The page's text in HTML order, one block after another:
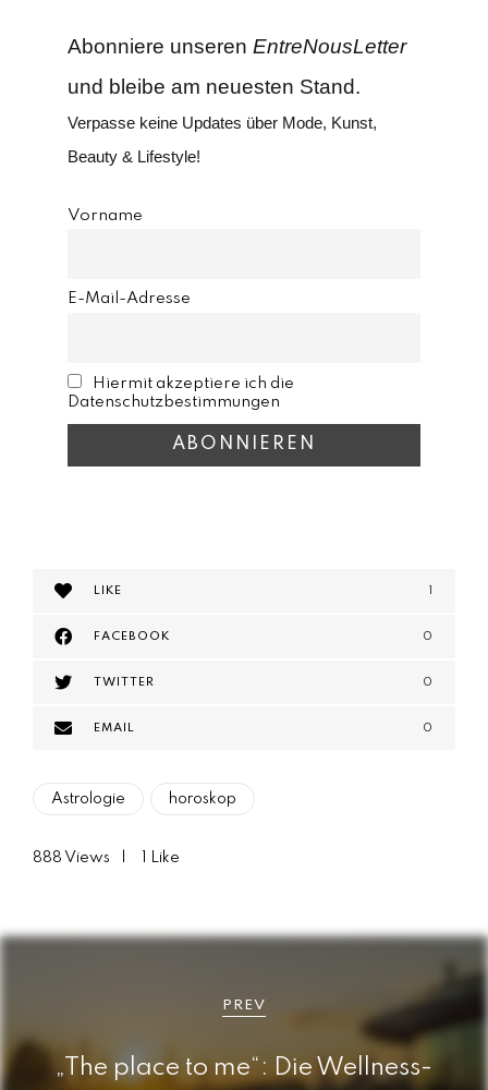
Abonniere unseren EntreNousLetter
und bleibe am neuesten Stand.
Verpasse keine Updates über Mode, Kunst,
Beauty & Lifestyle!
Vorname
E-Mail-Adresse
Hiermit akzeptiere ich die
Datenschutzbestimmungen
LIKE
FACEBOOK 0
TWITTER 0
EMAIL 0
Astrologie horoskop
888 Views Like
i
PREV
„The place to me“: Die Wellness-